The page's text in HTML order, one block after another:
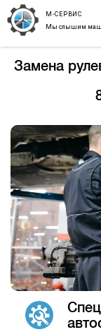
М-СЕРВИС
Мы слышим
Замена